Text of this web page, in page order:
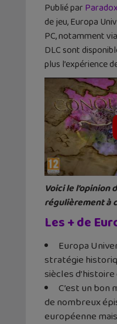
Publié parParadox
de jeu, Europa
PC, notamment
DLC sont
plus l’expérience
Voici le l’opinion
régulièrement à
Les + de
Europa
stratégie
siècles d’histoire
C’est un
de nombreux
européenne